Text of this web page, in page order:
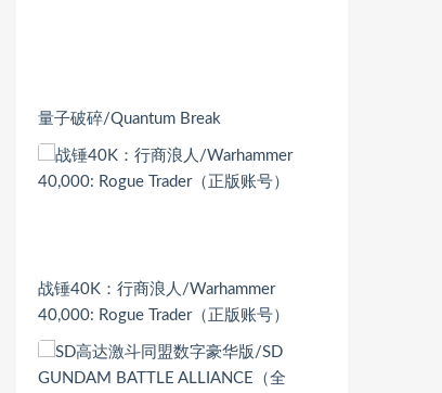
量子破碎/Quantum Break
战锤40K：行商浪人/Warhammer
40,000: Rogue Trader（正版账号）